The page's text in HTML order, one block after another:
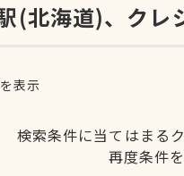
(北海道)、クレ
表示
検索条件に当てはまる
再度条件